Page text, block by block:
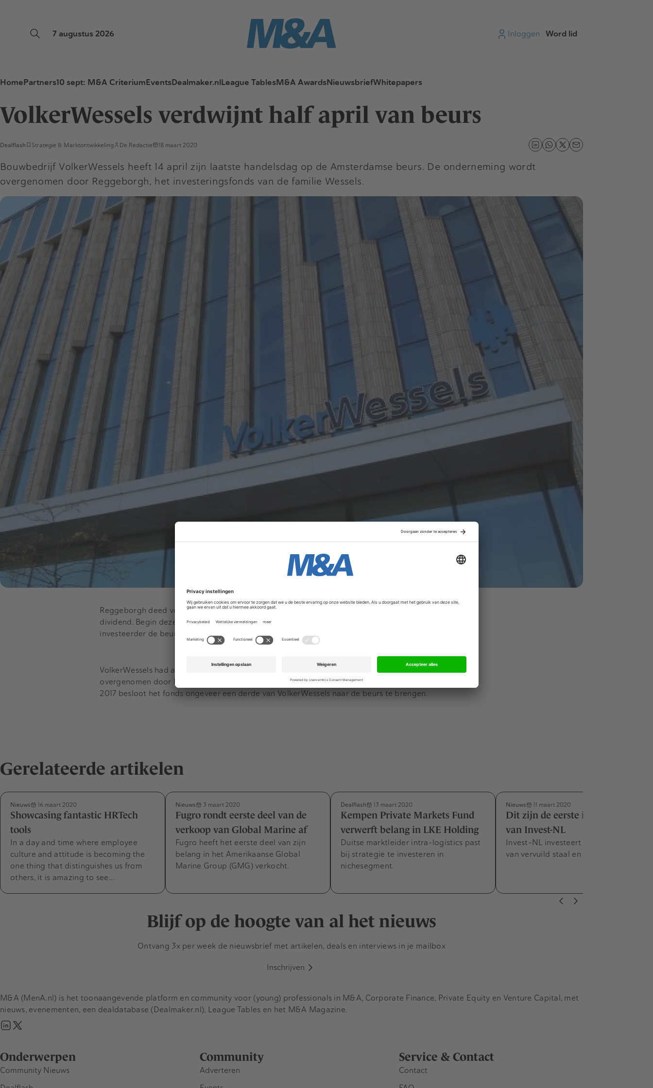
7 augustus 2026 Inloggen Word lid
HomePartners10 sept: M&A CriteriumEventsDealmaker.nlLeague TablesM&A AwardsNieuwsbriefWhitepapers
VolkerWessels verdwijnt half april van beurs
Dealflash Strategie & Marktontwikkeling De Redactie 18 maart 2020
Bouwbedrijf VolkerWessels heeft 14 april zijn laatste handelsdag op de Amsterdamse beurs. De onderneming wordt
overgenomen door Reggeborgh, het investeringsfonds van de familie Wessels.
Reggeborgh deed vorig jaar een bod op VolkerWessels van 22,20 euro per aandeel, inclusief interim-
dividend. Begin deze maand deed Reggeborgh dat bod gestand en eerder deze week vroeg de
investeerder de beursexit aan.
VolkerWessels had al eens eerder een beursnotering, van 1989 tot 2003. Ook toen werd de bouwer
overgenomen door Reggeborgh. Later verkocht het investeringsfonds een deel van de aandelen en in
2017 besloot het fonds ongeveer een derde van VolkerWessels naar de beurs te brengen.
Gerelateerde artikelen
Nieuws 16 maart 2020
Showcasing fantastic HRTech
tools
In a day and time where employee
culture and attitude is becoming the
one thing that distinguishes us from
others, it is amazing to see…
Nieuws 3 maart 2020
Fugro rondt eerste deel van de
verkoop van Global Marine af
Fugro heeft het eerste deel van zijn
belang in het Amerikaanse Global
Marine Group (GMG) verkocht.
Dealflash 13 maart 2020
Kempen Private Markets Fund
verwerft belang in LKE Holding
Duitse marktleider intra-logistics past
bij strategie te investeren in
nichesegment.
Nieuws 11 maart 2020
Dit zijn de eerste investeringen
van Invest-NL
Invest-NL investeert in de recycling
van vervuild staal en Brabants biogas.
Blijf op de hoogte van al het nieuws
Ontvang 3x per week de nieuwsbrief met artikelen, deals en interviews in je mailbox
Inschrijven
Onderwerpen
Community Nieuws
Community
Adverteren
Service & Contact
Contact
M&A (MenA.nl) is het toonaangevende platform en community voor (young) professionals in M&A, Corporate Finance, Private Equity en Venture Capital, met
nieuws, evenementen, een dealdatabase (Dealmaker.nl), League Tables en het M&A Magazine.